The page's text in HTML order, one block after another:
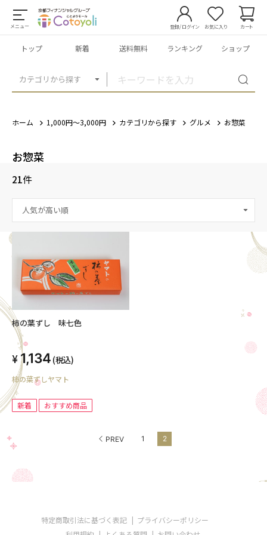
メニュー
カテゴリから探す
登録/ログイン お気に入り カート
トップ 新着 送料無料 ランキング ショップ
ホーム 1,000円～3,000円 カテゴリから探す グルメ お惣菜
お惣菜
21件
柿の葉ずし 味七色
1,134 (税込)
柿の葉ずしヤマト
新着 おすすめ商品
PREV 1 2
特定商取引法に基づく表記
プライバシーポリシー